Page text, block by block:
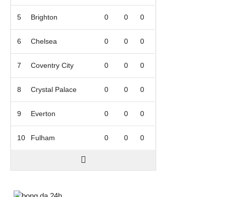
5 Brighton 0 0 0
6 Chelsea 0 0 0
7 Coventry City 0 0 0
8 Crystal Palace 0 0 0
9 Everton 0 0 0
10 Fulham 0 0 0